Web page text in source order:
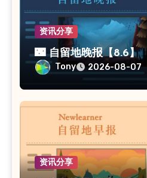
资讯分享
🌃 自留地晚报【8.6】
Tony 2026-08-07
资讯分享